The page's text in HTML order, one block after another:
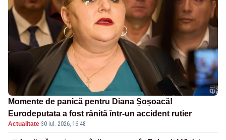
Momente de panică pentru Diana Șoșoacă!
Eurodeputata a fost rănită într-un accident rutier
Actualitate·30 iul. 2026, 16:48